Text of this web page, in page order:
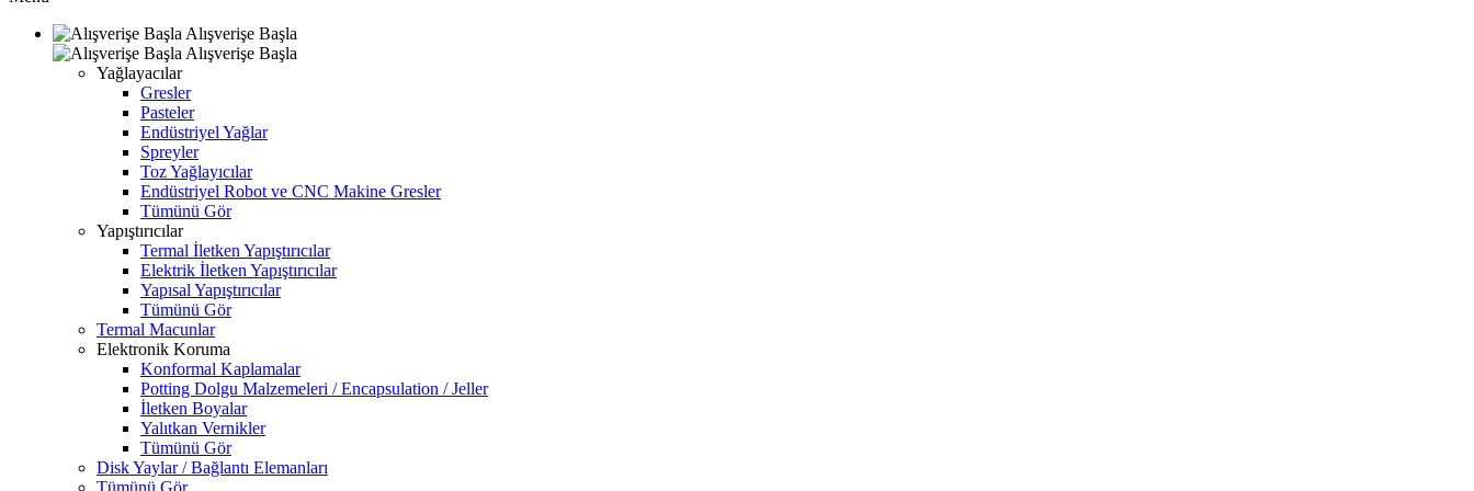
Alışverişe Başla
Alışverişe Başla
Yağlayacılar
Gresler
Pasteler
Endüstriyel Yağlar
Spreyler
Toz Yağlayıcılar
Endüstriyel Robot ve CNC Makine Gresler
Tümünü Gör
Yapıştırıcılar
Termal İletken Yapıştırıcılar
Elektrik İletken Yapıştırıcılar
Yapısal Yapıştırıcılar
Tümünü Gör
Termal Macunlar
Elektronik Koruma
Konformal Kaplamalar
Potting Dolgu Malzemeleri / Encapsulation / Jeller
İletken Boyalar
Yalıtkan Vernikler
Tümünü Gör
Disk Yaylar / Bağlantı Elemanları
Tümünü Gör